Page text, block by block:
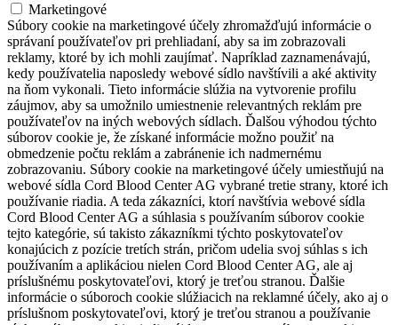
Marketingové
Súbory cookie na marketingové účely zhromažďujú informácie o
správaní používateľov pri prehliadaní, aby sa im zobrazovali
reklamy, ktoré by ich mohli zaujímať. Napríklad zaznamenávajú,
kedy používatelia naposledy webové sídlo navštívili a aké aktivity
na ňom vykonali. Tieto informácie slúžia na vytvorenie profilu
záujmov, aby sa umožnilo umiestnenie relevantných reklám pre
používateľov na iných webových sídlach. Ďalšou výhodou týchto
súborov cookie je, že získané informácie možno použiť na
obmedzenie počtu reklám a zabránenie ich nadmernému
zobrazovaniu. Súbory cookie na marketingové účely umiestňujú na
webové sídla Cord Blood Center AG vybrané tretie strany, ktoré ich
používanie riadia. A teda zákazníci, ktorí navštívia webové sídla
Cord Blood Center AG a súhlasia s používaním súborov cookie
tejto kategórie, sú takisto zákazníkmi týchto poskytovateľov
konajúcich z pozície tretích strán, pričom udelia svoj súhlas s ich
používaním a aplikáciou nielen Cord Blood Center AG, ale aj
príslušnému poskytovateľovi, ktorý je treťou stranou. Ďalšie
informácie o súboroch cookie slúžiacich na reklamné účely, ako aj o
príslušnom poskytovateľovi, ktorý je treťou stranou a používanie